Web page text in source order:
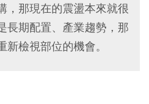
，那現在的震盪本來就很
長期配置、產業趨勢，那
檢視部位的機會。